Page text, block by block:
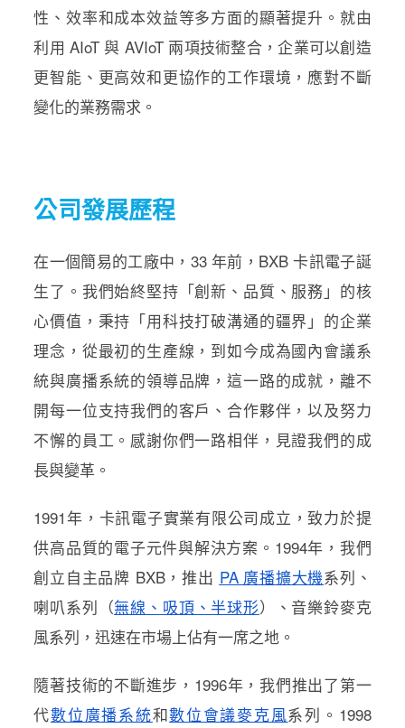
性、效率和成本效益等多方面的顯著提升。就由
利用 AIoT 與 AVIoT 兩項技術整合，企業可以創造
更智能、更高效和更協作的工作環境，應對不斷
變化的業務需求。
公司發展歷程
在一個簡易的工廠中，33 年前，BXB 卡訊電子誕
生了。我們始終堅持「創新、品質、服務」的核
心價值，秉持「用科技打破溝通的疆界」的企業
理念，從最初的生產線，到如今成為國內會議系
統與廣播系統的領導品牌，這一路的成就，離不
開每一位支持我們的客戶、合作夥伴，以及努力
不懈的員工。感謝你們一路相伴，見證我們的成
長與變革。
1991年，卡訊電子實業有限公司成立，致力於提
供高品質的電子元件與解決方案。1994年，我們
創立自主品牌 BXB，推出 PA 廣播擴大機系列、
喇叭系列（無線、吸頂、半球形）、音樂鈴麥克
風系列，迅速在市場上佔有一席之地。
隨著技術的不斷進步，1996年，我們推出了第一
代數位廣播系統和數位會議麥克風系列。1998